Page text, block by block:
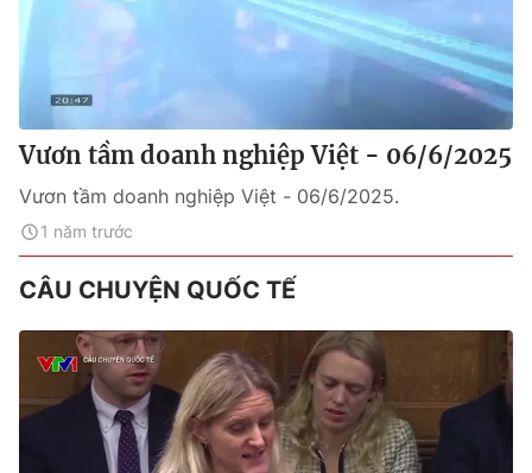
Vươn tầm doanh nghiệp Việt - 06/6/2025
Vươn tầm doanh nghiệp Việt - 06/6/2025.
1 năm trước
CÂU CHUYỆN QUỐC TẾ